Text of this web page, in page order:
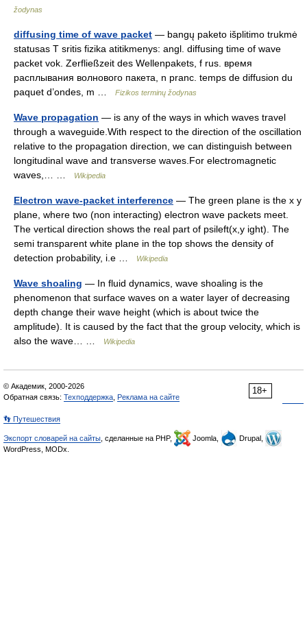
žodynas
diffusing time of wave packet — bangų paketo išplitimo trukmė
statusas T sritis fizika atitikmenys: angl. diffusing time of wave
packet vok. Zerfließzeit des Wellenpakets, f rus. время
расплывания волнового пакета, n pranc. temps de diffusion du
paquet d’ondes, m …
Fizikos terminų žodynas
Wave propagation — is any of the ways in which waves travel
through a waveguide.With respect to the direction of the oscillation
relative to the propagation direction, we can distinguish between
longitudinal wave and transverse waves.For electromagnetic
waves,… …
Wikipedia
Electron wave-packet interference — The green plane is the x y
plane, where two (non interacting) electron wave packets meet.
The vertical direction shows the real part of psileft(x,y ight). The
semi transparent white plane in the top shows the density of
detection probability, i.e …
Wikipedia
Wave shoaling — In fluid dynamics, wave shoaling is the
phenomenon that surface waves on a water layer of decreasing
depth change their wave height (which is about twice the
amplitude). It is caused by the fact that the group velocity, which is
also the wave… …
Wikipedia
18+
© Академик, 2000-2026
Обратная связь: Техподдержка Реклама на сайте
👣 Путешествия
Экспорт словарей на сайты , сделанные на PHP, Joomla,
Drupal,
WordPress, MODx.